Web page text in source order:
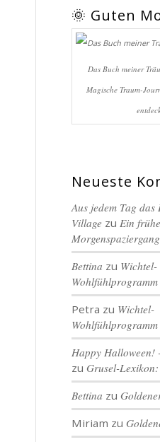
🌞 Guten
Das Buch meiner
Magische Traum-
Neueste
Aus jedem Tag das
Village zu Ein
Morgenspaziergang
Bettina zu Wichtel-
Wohlfühlprogramm
Petra zu Wichtel-
Wohlfühlprogramm
Happy Halloween!
zuGrusel-
Bettina zu
Miriam zu